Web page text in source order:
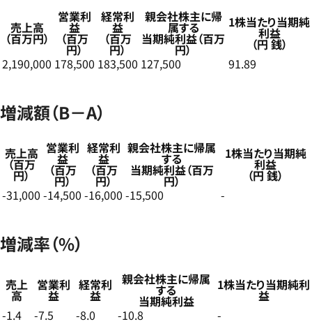
売上高
（百万円）
営業利
益
（百万
円）
経常利
益
（百万
円）
親会社株主に帰
属する
当期純利益（百万
円）
1株当たり当期純
利益
（円 銭）
2,190,000 178,500 183,500 127,500 91.89
増減額（B－A）
売上高
（百万
円）
営業利
益
（百万
円）
経常利
益
（百万
円）
親会社株主に帰属
する
当期純利益（百万
円）
1株当たり当期純
利益
（円 銭）
-31,000 -14,500 -16,000 -15,500 -
増減率（%）
売上
高
営業利
益
経常利
益
親会社株主に帰属
する
当期純利益
1株当たり当期純利
益
-1.4
-7.5 -8.0 -10.8 -